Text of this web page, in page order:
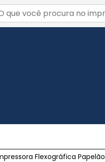
Flexográfica Papelão